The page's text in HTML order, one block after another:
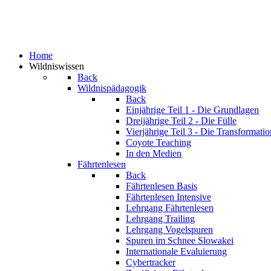
Home
Wildniswissen
Back
Wildnispädagogik
Back
Einjährige Teil 1 - Die Grundlagen
Dreijährige Teil 2 - Die Fülle
Vierjährige Teil 3 - Die
Coyote Teaching
In den Medien
Fährtenlesen
Back
Fährtenlesen Basis
Fährtenlesen Intensive
Lehrgang Fährtenlesen
Lehrgang Trailing
Lehrgang Vogelspuren
Spuren im Schnee Slowakei
Internationale Evaluierung
Cybertracker